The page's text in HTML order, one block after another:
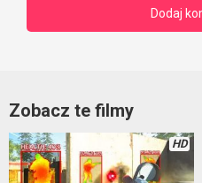
Zobacz te filmy
HD